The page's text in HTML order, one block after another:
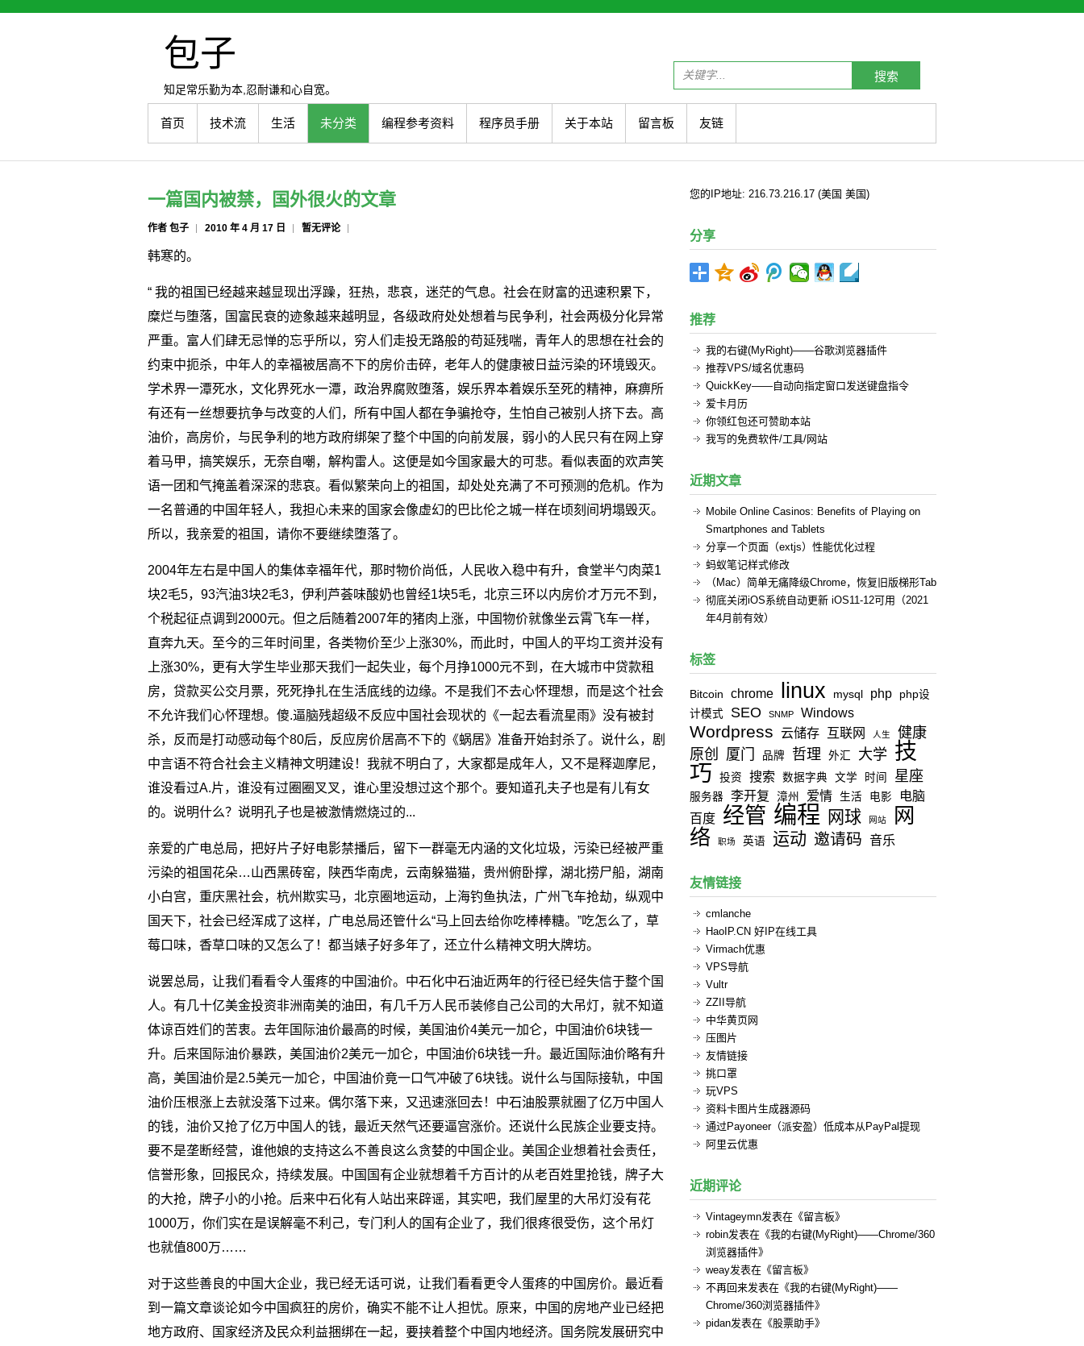
包子
知足常乐勤为本,忍耐谦和心自宽。
搜索
首页 技术流 生活 未分类 编程参考资料 程序员手册 关于本站 留言板 友链
一篇国内被禁，国外很火的文章
作者 包子 2010 年 4 月 17 日 暂无评论
韩寒的。
“ 我的祖国已经越来越显现出浮躁，狂热，悲哀，迷茫的气息。社会在财富的迅速积累下，
糜烂与堕落，国富民衰的迹象越来越明显，各级政府处处想着与民争利，社会两极分化异常
严重。富人们肆无忌惮的忘乎所以，穷人们走投无路般的苟延残喘，青年人的思想在社会的
约束中扼杀，中年人的幸福被居高不下的房价击碎，老年人的健康被日益污染的环境毁灭。
学术界一潭死水，文化界死水一潭，政治界腐败堕落，娱乐界本着娱乐至死的精神，麻痹所
有还有一丝想要抗争与改变的人们，所有中国人都在争骗抢夺，生怕自己被别人挤下去。高
油价，高房价，与民争利的地方政府绑架了整个中国的向前发展，弱小的人民只有在网上穿
着马甲，搞笑娱乐，无奈自嘲，解构雷人。这便是如今国家最大的可悲。看似表面的欢声笑
语一团和气掩盖着深深的悲哀。看似繁荣向上的祖国，却处处充满了不可预测的危机。作为
一名普通的中国年轻人，我担心未来的国家会像虚幻的巴比伦之城一样在顷刻间坍塌毁灭。
所以，我亲爱的祖国，请你不要继续堕落了。
2004年左右是中国人的集体幸福年代，那时物价尚低，人民收入稳中有升，食堂半勺肉菜1
块2毛5，93汽油3块2毛3，伊利芦荟味酸奶也曾经1块5毛，北京三环以内房价才万元不到，
个税起征点调到2000元。但之后随着2007年的猪肉上涨，中国物价就像坐云霄飞车一样，
直奔九天。至今的三年时间里，各类物价至少上涨30%，而此时，中国人的平均工资并没有
上涨30%，更有大学生毕业那天我们一起失业，每个月挣1000元不到，在大城市中贷款租
房，贷款买公交月票，死死挣扎在生活底线的边缘。不是我们不去心怀理想，而是这个社会
不允许我们心怀理想。傻.逼脑残超级不反应中国社会现状的《一起去看流星雨》没有被封
杀，反而是打动感动每个80后，反应房价居高不下的《蜗居》准备开始封杀了。说什么，剧
中言语不符合社会主义精神文明建设！我就不明白了，大家都是成年人，又不是释迦摩尼，
谁没看过A.片，谁没有过圈圈叉叉，谁心里没想过这个那个。要知道孔夫子也是有儿有女
的。说明什么？说明孔子也是被激情燃烧过的...
亲爱的广电总局，把好片子好电影禁播后，留下一群毫无内涵的文化垃圾，污染已经被严重
污染的祖国花朵…山西黑砖窑，陕西华南虎，云南躲猫猫，贵州俯卧撑，湖北捞尸船，湖南
小白宫，重庆黑社会，杭州欺实马，北京圈地运动，上海钓鱼执法，广州飞车抢劫，纵观中
国天下，社会已经浑成了这样，广电总局还管什么“马上回去给你吃棒棒糖。”吃怎么了，草
莓口味，香草口味的又怎么了！都当婊子好多年了，还立什么精神文明大牌坊。
说罢总局，让我们看看令人蛋疼的中国油价。中石化中石油近两年的行径已经失信于整个国
人。有几十亿美金投资非洲南美的油田，有几千万人民币装修自己公司的大吊灯，就不知道
体谅百姓们的苦衷。去年国际油价最高的时候，美国油价4美元一加仑，中国油价6块钱一
升。后来国际油价暴跌，美国油价2美元一加仑，中国油价6块钱一升。最近国际油价略有升
高，美国油价是2.5美元一加仑，中国油价竟一口气冲破了6块钱。说什么与国际接轨，中国
油价压根涨上去就没落下过来。偶尔落下来，又迅速涨回去！中石油股票就圈了亿万中国人
的钱，油价又抢了亿万中国人的钱，最近天然气还要逼宫涨价。还说什么民族企业要支持。
要不是垄断经营，谁他娘的支持这么不善良这么贪婪的中国企业。美国企业想着社会责任，
信誉形象，回报民众，持续发展。中国国有企业就想着千方百计的从老百姓里抢钱，牌子大
的大抢，牌子小的小抢。后来中石化有人站出来辟谣，其实吧，我们屋里的大吊灯没有花
1000万，你们实在是误解毫不利己，专门利人的国有企业了，我们很疼很受伤，这个吊灯
也就值800万……
对于这些善良的中国大企业，我已经无话可说，让我们看看更令人蛋疼的中国房价。最近看
到一篇文章谈论如今中国疯狂的房价，确实不能不让人担忧。原来，中国的房地产业已经把
地方政府、国家经济及民众利益捆绑在一起，要挟着整个中国内地经济。国务院发展研究中
您的 IP地址: 216.73.216.17 (美国 美国)
分享
推荐
我的右键(MyRight)——谷歌浏览器插件
推荐VPS/域名优惠码
QuickKey——自动向指定窗口发送键盘指令
爱卡月历
你领红包还可赞助本站
我写的免费软件/工具/网站
近期文章
Mobile Online Casinos: Benefits of Playing on
Smartphones and Tablets
分享一个页面（extjs）性能优化过程
蚂蚁笔记样式修改
（Mac）简单无痛降级Chrome，恢复旧版梯形Tab
彻底关闭iOS系统自动更新 iOS11-12可用（2021
年4月前有效）
标签
Bitcoin chrome linux mysql php
php设
计模式
SEO SNMP Windows
Wordpress 云储存 互联网 人生
健康
原创
厦门 品牌 哲理 外汇 大学 技
巧
投资 搜索 数据字典 文学 时间 星座
服务器 李开复 漳州 爱情 生活 电影
电脑
百度 经管 编程 网球 网站
网
络
职场 英语 运动 邀请码 音乐
友情链接
cmlanche
HaoIP.CN 好IP在线工具
Virmach优惠
VPS导航
Vultr
ZZII导航
中华黄页网
压图片
友情链接
挑口罩
玩VPS
资料卡图片生成器源码
通过Payoneer（派安盈）低成本从PayPal提现
阿里云优惠
近期评论
Vintageymn发表在《留言板》
robin发表在《我的右键(MyRight)——Chrome/360
浏览器插件》
weay发表在《留言板》
不再回来发表在《我的右键(MyRight)——
Chrome/360浏览器插件》
pidan发表在《股票助手》